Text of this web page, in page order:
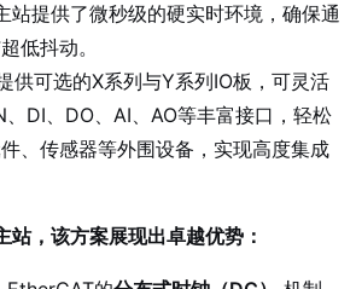
站提供了微秒级的硬实时环境，确保通
低抖动。
供可选的X系列与Y系列IO板，可灵活
DI、DO、AI、AO等丰富接口，轻松
、传感器等外围设备，实现高度集成
，该方案展现出卓越优势：